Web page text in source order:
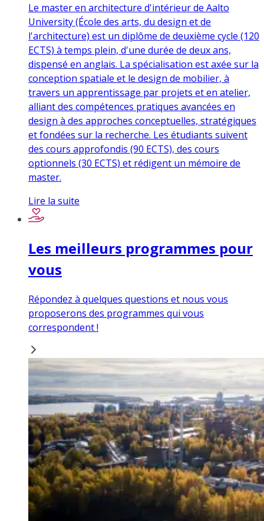
Le master en architecture d'intérieur de Aalto
University (École des arts, du design et de
l'architecture) est un diplôme de deuxième cycle (120
ECTS) à temps plein, d'une durée de deux ans,
dispensé en anglais. La spécialisation est axée sur la
conception spatiale et le design de mobilier, à
travers un apprentissage par projets et en atelier,
alliant des compétences pratiques avancées en
design à des approches conceptuelles, stratégiques
et fondées sur la recherche. Les étudiants suivent
des cours approfondis (90 ECTS), des cours
optionnels (30 ECTS) et rédigent un mémoire de
master.
Lire la suite
Les meilleurs programmes pour
vous
Répondez à quelques questions et nous vous
proposerons des programmes qui vous
correspondent !